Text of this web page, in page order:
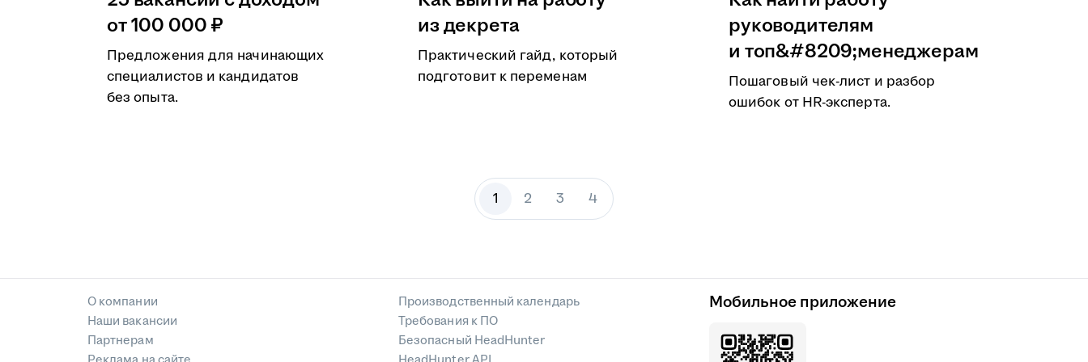
от 100 000 ₽
Предложения для начинающих
специалистов и кандидатов
без опыта.
из декрета
Практический гайд, который
подготовит к переменам
руководителям
и топ&#8209;менеджерам
Пошаговый чек-лист и разбор
ошибок от HR-эксперта.
1 2 3 4
О компании
Наши вакансии
Партнерам
Производственный календарь
Требования к ПО
Безопасный HeadHunter
Мобильное приложение